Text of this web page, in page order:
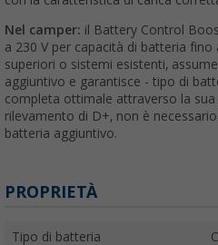
Nel camper: il Battery Control
a 230 V per capacità di batteria fino
superiori o sistemi esistenti,
aggiuntivo e garantisce - tipo di
completa ottimale attraverso la sua
rilevamento di D+, non è
batteria aggiuntivo.
PROPRIETÀ
Tipo di batteria